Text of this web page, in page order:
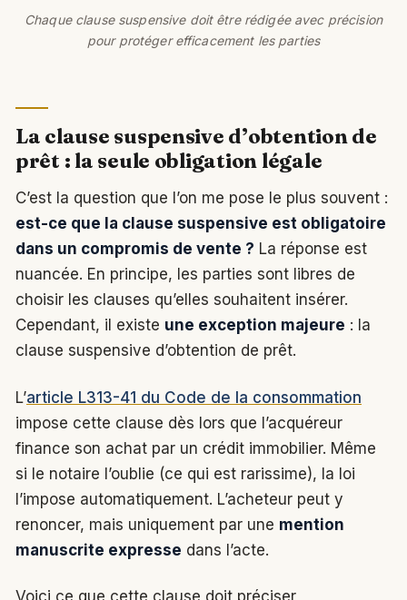
Chaque clause suspensive doit être rédigée avec précision
pour protéger efficacement les parties
La clause suspensive d’obtention de
prêt : la seule obligation légale
C’est la question que l’on me pose le plus souvent :
est-ce que la clause suspensive est obligatoire
dans un compromis de vente ? La réponse est
nuancée. En principe, les parties sont libres de
choisir les clauses qu’elles souhaitent insérer.
Cependant, il existe une exception majeure : la
clause suspensive d’obtention de prêt.
L’article L313-41 du Code de la consommation
impose cette clause dès lors que l’acquéreur
finance son achat par un crédit immobilier. Même
si le notaire l’oublie (ce qui est rarissime), la loi
l’impose automatiquement. L’acheteur peut y
renoncer, mais uniquement par une mention
manuscrite expresse dans l’acte.